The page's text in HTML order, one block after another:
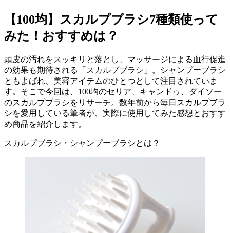
【100均】スカルプブラシ7種類使って
みた！おすすめは？
頭皮の汚れをスッキリと落とし、マッサージによる血行促進
の効果も期待される「スカルプブラシ」。シャンプーブラシ
ともよばれ、美容アイテムのひとつとして注目されていま
す。そこで今回は、100均のセリア、キャンドゥ、ダイソー
のスカルプブラシをリサーチ。数年前から毎日スカルプブラ
シを愛用している筆者が、実際に使用してみた感想とおすす
め商品を紹介します。
スカルプブラシ・シャンプーブラシとは？